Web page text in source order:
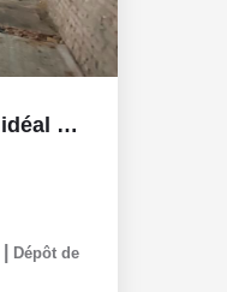
ENTREPOT BETHUNE - 320 m² idéal artisan ou pour y...
Dépôt de